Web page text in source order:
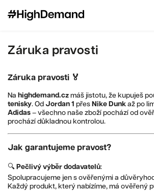
Záruka pravosti
Záruka pravosti 🏅
Na highdemand.cz máš jistotu, že kupuješ
tenisky. Od Jordan 1 přes Nike Dunk až po
Adidas – všechno naše zboží pochází od
prochází důkladnou kontrolou.
Jak garantujeme pravost?
🔍 Pečlivý výběr dodavatelů:
Spolupracujeme jen s ověřenými a
Každý produkt, který nabízíme, má ověřený